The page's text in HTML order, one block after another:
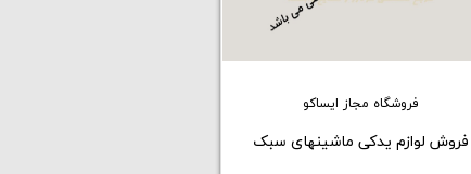
فروشگاه مجاز ایساکو
فروش لوازم یدکی ماشینهای سبک